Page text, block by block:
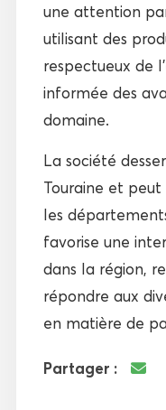
une attention
utilisant des
respectueux de
informée des
domaine.
La société
Touraine et
les
favorise une
dans la région,
répondre aux
en matière de
Partager :